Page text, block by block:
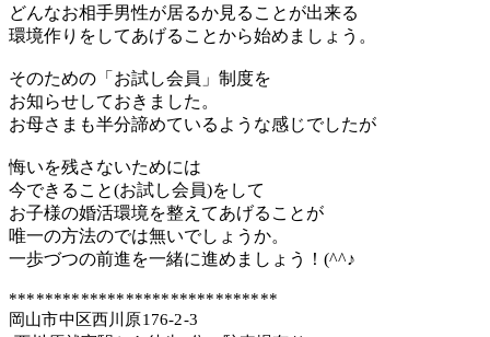
どんなお相手男性が居るか見ることが出来る
環境作りをしてあげることから始めましょう。
そのための「お試し会員」制度を
お知らせしておきました。
お母さまも半分諦めているような感じでしたが
悔いを残さないためには
今できること(お試し会員)をして
お子様の婚活環境を整えてあげることが
唯一の方法のでは無いでしょうか。
一歩づつの前進を一緒に進めましょう！(^^♪
******************************
岡山市中区西川原176-2-3